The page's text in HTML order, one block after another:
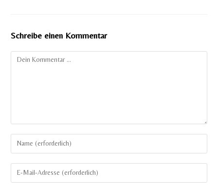
Schreibe einen Kommentar
Kommentar
Gib
deinen
Namen
oder
Gib
deine